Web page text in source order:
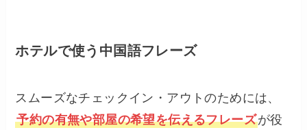
ホテルで使う中国語フレーズ
スムーズなチェックイン・アウトのためには、
予約の有無や部屋の希望を伝えるフレーズが役